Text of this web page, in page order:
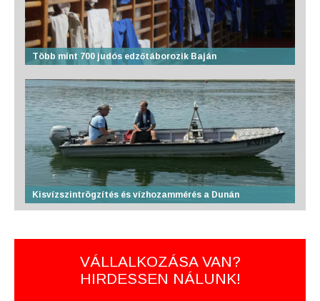
Több mint 700 judós edzőtáborozik Baján
Kisvízszintrögzítés és vízhozammérés a Dunán
VÁLLALKOZÁSA VAN?
HIRDESSEN NÁLUNK!